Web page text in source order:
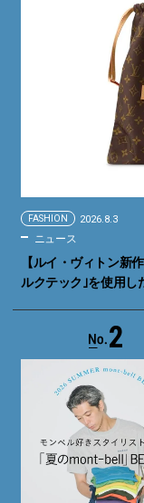
FASHION 2026.8.3
ニュース
【ルイ・ヴィトン新
ルクテック｣を使用し
2